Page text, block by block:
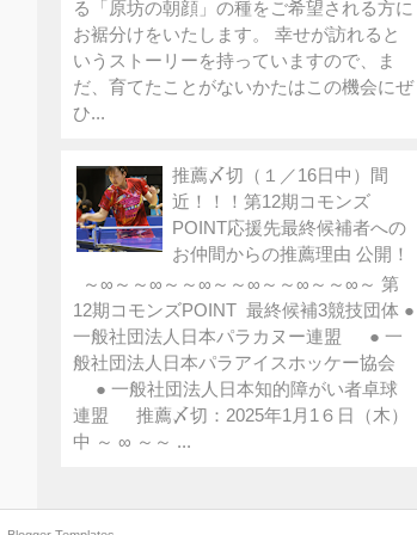
る「原坊の朝顔」の種をご希望される方に
お裾分けをいたします。 幸せが訪れると
いうストーリーを持っていますので、ま
だ、育てたことがないかたはこの機会にぜ
ひ...
推薦〆切（１／16日中）間
近！！！第12期コモンズ
POINT応援先最終候補者への
お仲間からの推薦理由 公開！
～∞～～∞～～∞～～∞～～∞～～∞～ 第
12期コモンズPOINT 最終候補3競技団体 ●
一般社団法人日本パラカヌー連盟 ● 一
般社団法人日本パラアイスホッケー協会
● 一般社団法人日本知的障がい者卓球
連盟 推薦〆切：2025年1月1６日（木）
中 ～ ∞ ～～ ...